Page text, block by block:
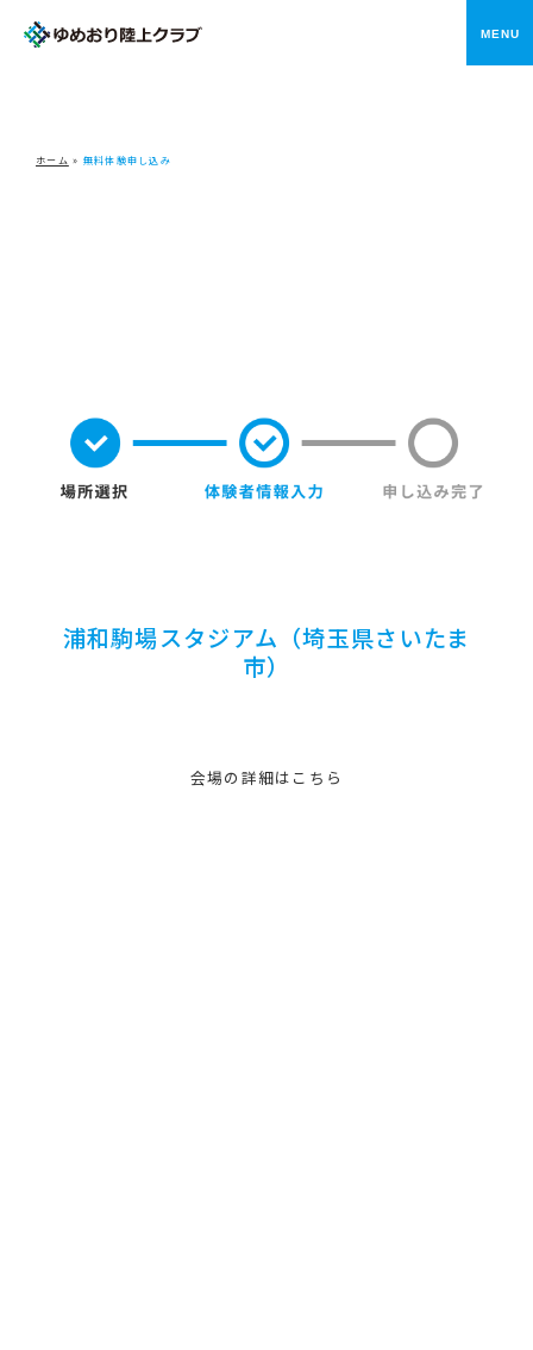
メニ
ホーム » 無料体験申し込み
浦和駒場スタジアム（埼玉県さいたま
市）
会場の詳細はこちら